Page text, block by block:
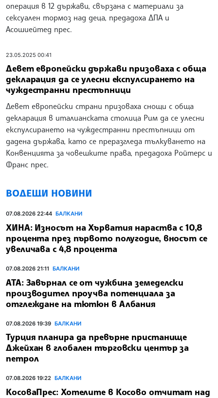
операция в 12 държави, свързана с материали за
сексуален тормоз над деца, предадоха ДПА и
Асошиейтед прес.
23.05.2025 00:41
Девет европейски държави призоваха с обща
декларация да се улесни експулсирането на
чуждестранни престъпници
Девет европейски страни призоваха снощи с обща
декларация в италианската столица Рим да се улесни
експулсирането на чуждестранни престъпници от
дадена държава, като се преразгледа тълкуването на
Конвенцията за човешките права, предадоха Ройтерс и
Франс прес.
ВОДЕЩИ НОВИНИ
07.08.2026 22:44 БАЛКАНИ
ХИНА: Износът на Хърватия нараства с 10,8
процента през първото полугодие, вносът се
увеличава с 4,8 процента
07.08.2026 21:11 БАЛКАНИ
АТА: Завърнал се от чужбина земеделски
производител проучва потенциала за
отглеждане на тютюн в Албания
07.08.2026 19:39 БАЛКАНИ
Турция планира да превърне пристанище
Джейхан в глобален търговски център за
петрол
07.08.2026 19:22 БАЛКАНИ
КосоваПрес: Хотелите в Косово отчитат над